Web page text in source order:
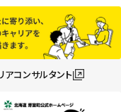
アコンサルタント